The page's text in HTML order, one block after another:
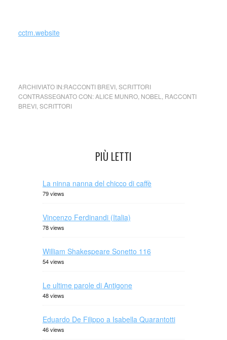
cctm.website
ARCHIVIATO IN:RACCONTI BREVI, SCRITTORI
CONTRASSEGNATO CON:ALICE MUNRO, NOBEL
RACCONTI
BREVI, SCRITTORI
PIÙ LETTI
La ninna nanna del chicco di caffè
79 views
Vincenzo Ferdinandi (Italia)
78 views
William Shakespeare Sonetto 116
54 views
Le ultime parole di Antigone
48 views
Eduardo De Filippo a Isabella Quarantotti
46 views